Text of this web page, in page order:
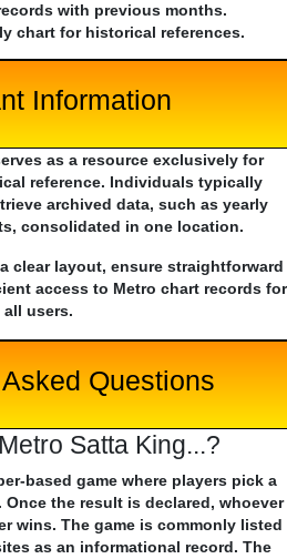
with previous months.
chart for historical references.
Information
as a resource exclusively for
reference. Individuals typically
archived data, such as yearly
consolidated in one location.
clear layout, ensure straightforward
access to Metro chart records for
all users.
Questions
Satta King...?
based game where players pick a
Once the result is declared, whoever
wins. The game is commonly listed
as an informational record. The